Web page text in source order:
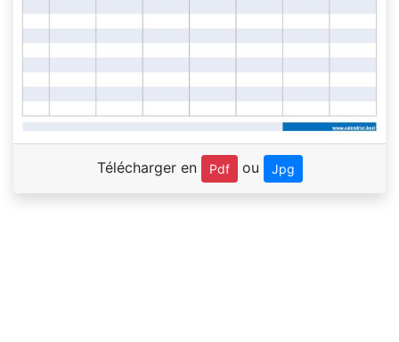
Télécharger en Pdf ou Jpg